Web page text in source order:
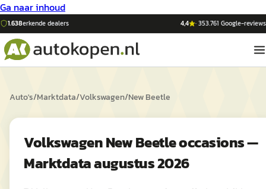
Ga naar inhoud
1.638erkende dealers 4,4 ·353.761 Google-reviews
Auto's/Marktdata/Volkswagen/New Beetle
Volkswagen New Beetle occasions —
Marktdata augustus 2026